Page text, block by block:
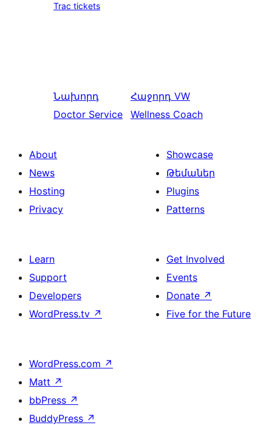
Trac tickets
Նախորդ
Doctor Service
Հաջորդ VW
Wellness Coach
About
News
Hosting
Privacy
Showcase
Թեմաներ
Plugins
Patterns
Learn
Support
Developers
WordPress.tv ↗
Get Involved
Events
Donate ↗
Five for the Future
WordPress.com ↗
Matt ↗
bbPress ↗
BuddyPress ↗